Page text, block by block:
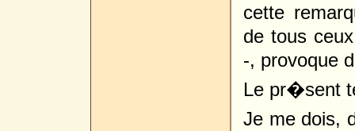
cette
de tous
-, provoque
Le pr�sent
Je me dois,